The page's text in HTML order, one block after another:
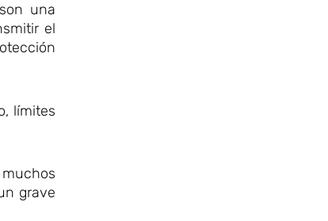
una
el
límites
grave